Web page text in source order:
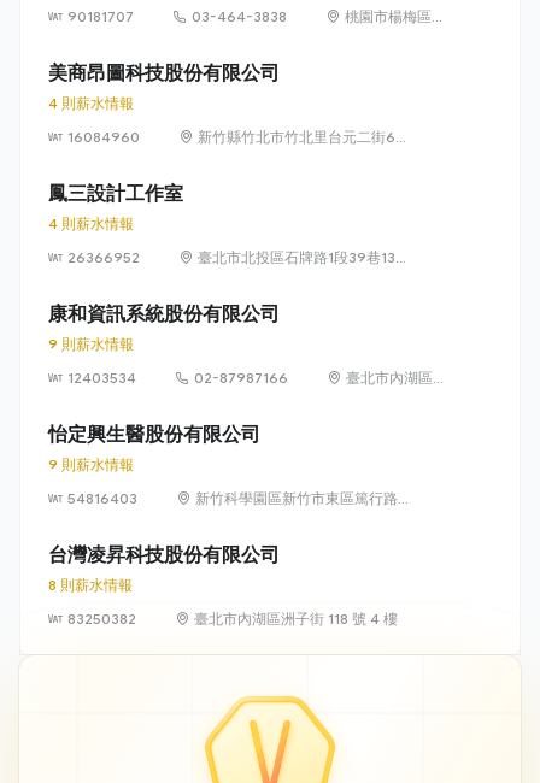
90181707 03-464-3838
桃園市楊梅區高
美商昂圖科技股份有限公司
4 則薪水情報
16084960
新竹縣竹北市竹北里台元二街6號
鳳三設計工作室
4 則薪水情報
26366952
臺北市北投區石牌路1段39巷134
康和資訊系統股份有限公司
9 則薪水情報
12403534
02-87987166
臺北市內湖區瑞
怡定興生醫股份有限公司
9 則薪水情報
54816403
新竹科學園區新竹市東區篤行路6
台灣凌昇科技股份有限公司
8 則薪水情報
83250382
臺北市內湖區洲子街 118 號 4 樓